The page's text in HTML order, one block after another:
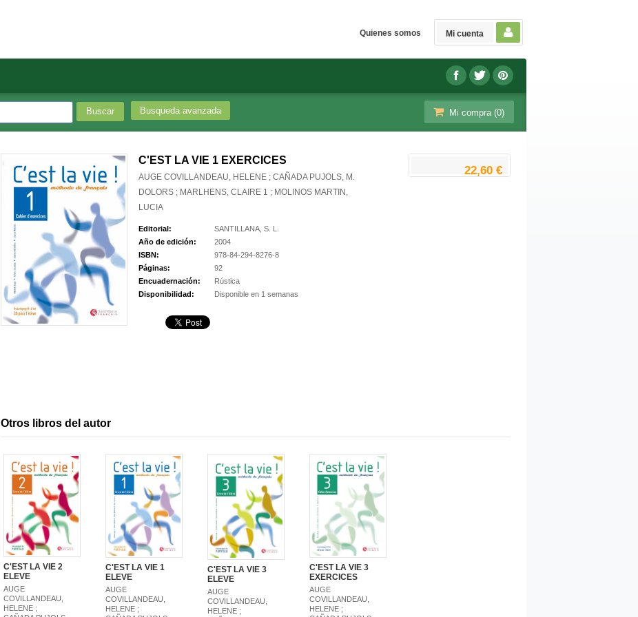
Mi cuenta
Quienes somos
Busqueda avanzada Mi compra (0)
C'EST LA VIE 1 EXERCICES
AUGE COVILLANDEAU, HELENE ; CAÑADA PUJOLS, M.
DOLORS ; MARLHENS, CLAIRE 1 ; MOLINOS MARTIN,
LUCIA
Editorial:
SANTILLANA, S. L.
Año de edición:
2004
ISBN:
978-84-294-8276-8
Páginas:
92
Encuadernación:
Rústica
Disponibilidad:
Disponible en 1 semanas
22,60 €
Otros libros del autor
C'EST LA VIE 2
ELEVE
AUGE
COVILLANDEAU,
HELENE ;
C'EST LA VIE 1
ELEVE
AUGE
COVILLANDEAU,
HELENE ;
C'EST LA VIE 3
ELEVE
AUGE
COVILLANDEAU,
HELENE ;
C'EST LA VIE 3
EXERCICES
AUGE
COVILLANDEAU,
HELENE ;